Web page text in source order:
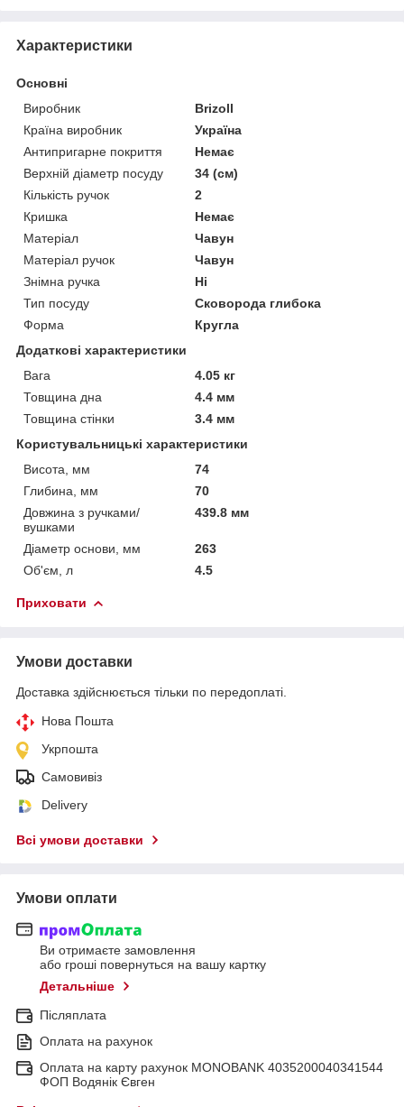
Характеристики
Основні
Виробник
Brizoll
Країна виробник
Україна
Антипригарне покриття
Немає
Верхній діаметр посуду
34 (см)
Кількість ручок
2
Кришка
Немає
Матеріал
Чавун
Матеріал ручок
Чавун
Знімна ручка
Ні
Тип посуду
Сковорода глибока
Форма
Кругла
Додаткові характеристики
Вага
4.05 кг
Товщина дна
4.4 мм
Товщина стінки
3.4 мм
Користувальницькі характеристики
Висота, мм
74
Глибина, мм
70
Довжина з ручками/
вушками
439.8 мм
Діаметр основи, мм
263
Об'єм, л
4.5
Приховати
Умови доставки
Доставка здійснюється тільки по передоплаті.
Нова Пошта
Укрпошта
Самовивіз
Delivery
Всі умови доставки
Умови оплати
Ви отримаєте замовлення
або гроші повернуться на вашу картку
Детальніше
Післяплата
Оплата на рахунок
Оплата на карту рахунок MONOBANK 4035200040341544
ФОП Водянік Євген